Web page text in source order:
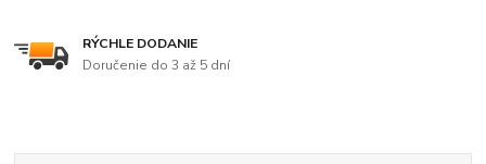
RÝCHLE DODANIE
Doručenie do 3 až 5 dní